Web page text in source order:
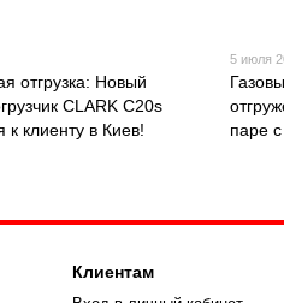
отгрузка: Новый
CLARK C20s
к клиенту в Киев!
5 июля
паре
Клиентам